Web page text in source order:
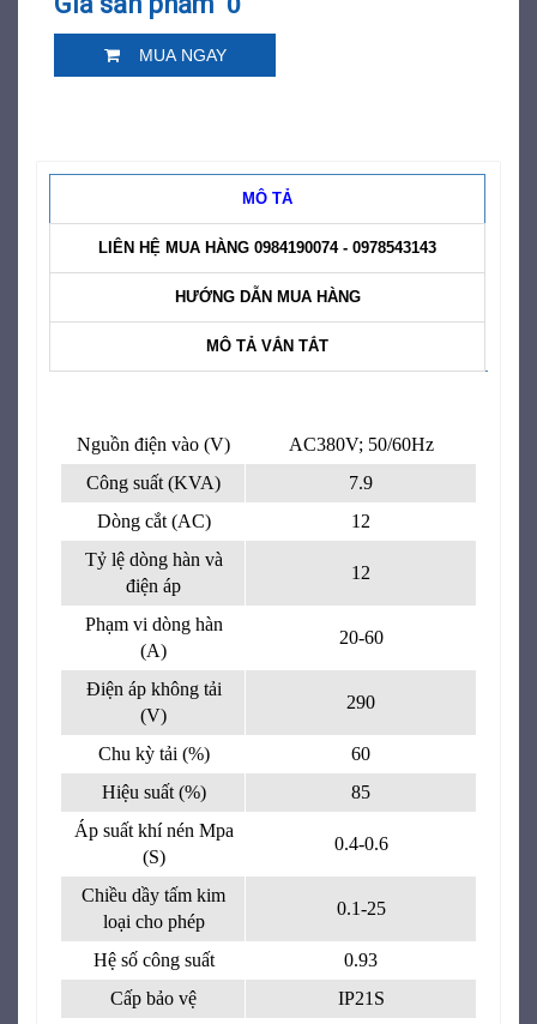
MUA NGAY
MÔ TẢ
LIÊN HỆ MUA HÀNG 0984190074 - 0978543143
HƯỚNG DẪN MUA HÀNG
MÔ TẢ VẮN TẮT
Nguồn điện vào (V)
AC380V; 50/60Hz
Công suất (KVA)
7.9
Dòng cắt (AC)
12
Tỷ lệ dòng hàn và
điện áp
12
Phạm vi dòng hàn
(A)
20-60
Điện áp không tải
(V)
290
Chu kỳ tải (%)
60
Hiệu suất (%)
85
Áp suất khí nén Mpa
(S)
0.4-0.6
Chiều dầy tấm kim
loại cho phép
0.1-25
Hệ số công suất
0.93
Cấp bảo vệ
IP21S